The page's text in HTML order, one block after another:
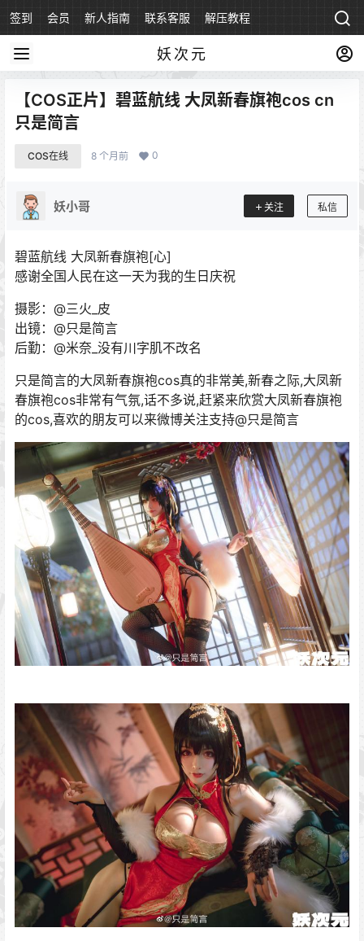
签到 会员 新人指南 联系客服 解压教程
妖次元
【COS正片】碧蓝航线 大凤新春旗袍cos cn
只是简言
COS在线 8 个月前 0
妖小哥 关注 私信
碧蓝航线 大凤新春旗袍[心]
感谢全国人民在这一天为我的生日庆祝
摄影：@三火_皮
出镜：@只是简言
后勤：@米奈_没有川字肌不改名
只是简言的大凤新春旗袍cos真的非常美,新春之际,大凤新
春旗袍cos非常有气氛,话不多说,赶紧来欣赏大凤新春旗袍
的cos,喜欢的朋友可以来微博关注支持@只是简言